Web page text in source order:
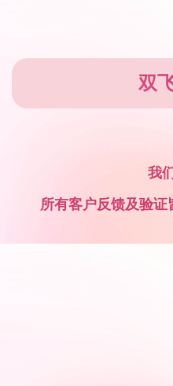
双
我
所有客户反馈及验